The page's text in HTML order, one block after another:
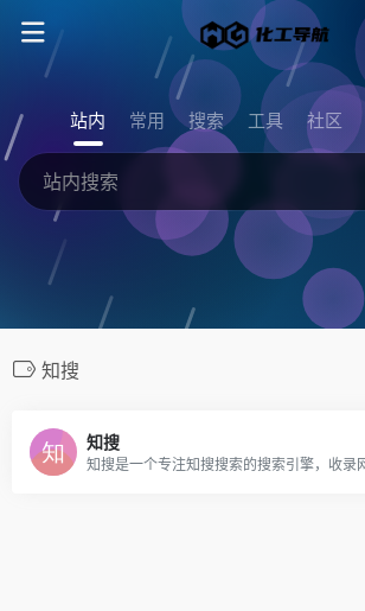
站内 常用 搜索 工具 社区
知搜
知搜